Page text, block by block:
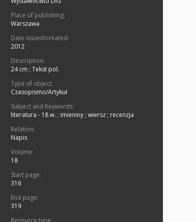
Place of publishing:
Warszawa
Date issued/created:
2012
Description:
24 cm ; Tekst pol.
Type of object:
Czasopismo/Artykuł
Subject and Keywords:
literatura - 18 w. ; imieniny ; wiersz ; recenzja
Relation:
Napis
Volume:
18
Start page:
316
End page:
319